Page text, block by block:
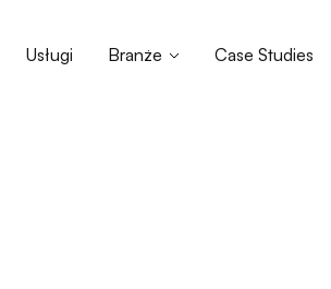
Usługi Branże Case Studies